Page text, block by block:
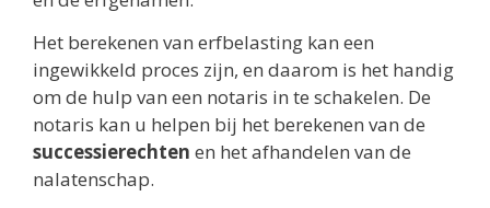
Het berekenen van erfbelasting kan een
ingewikkeld proces zijn, en daarom is het handig
om de hulp van een notaris in te schakelen. De
notaris kan u helpen bij het berekenen van de
successierechten en het afhandelen van de
nalatenschap.